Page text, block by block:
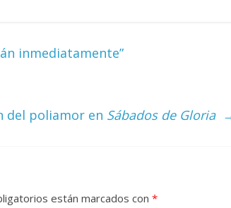
inmediatamente”
del poliamor en Sábados de Gloria
están marcados con *
0